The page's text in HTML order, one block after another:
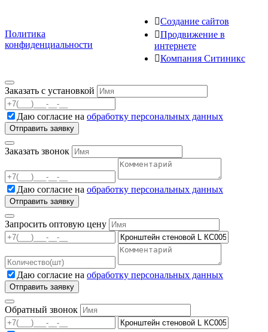
Политика
конфиденциальности
Создание сайтов
Продвижение в
интернете
Компания Ситиникс
Заказать с установкой
Даю согласие на обработку персональных данных
Заказать звонок
Даю согласие на обработку персональных данных
Запросить оптовую цену
Даю согласие на обработку персональных данных
Обратный звонок